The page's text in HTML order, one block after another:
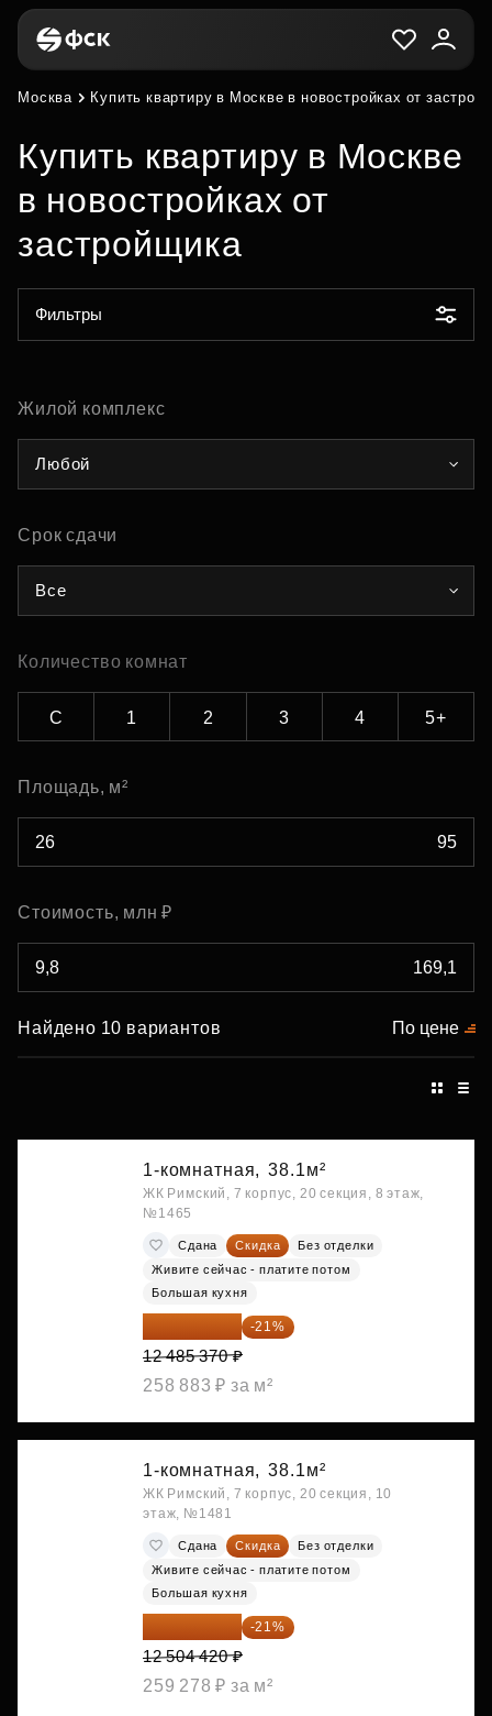
Москва Купить квартиру в Москве в новостройках от
Купить квартиру в Москве
в новостройках от
застройщика
Фильтры
Жилой комплекс
Любой
Срок сдачи
Все
Количество комнат
С 1 2 3 4 5+
Площадь, м²
Стоимость, млн ₽
Найдено 10 вариантов По цене
1-комнатная, 38.1м²
ЖК Римский, 7 корпус, 20 секция, 8 этаж,
№1465
Сдана Скидка
Без отделки
Живите сейчас - платите потом
Большая кухня
-21%
12 485 370 ₽
258 883 ₽ за м²
1-комнатная, 38.1м²
ЖК Римский, 7 корпус, 20 секция, 10
этаж, №1481
Сдана Скидка
Без отделки
Живите сейчас - платите потом
Большая кухня
-21%
12 504 420 ₽
259 278 ₽ за м²